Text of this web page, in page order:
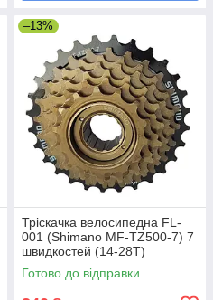
–13%
Тріскачка велосипедна FL-
001 (Shimano MF-TZ500-7) 7
швидкостей (14-28T)
Готово до відправки